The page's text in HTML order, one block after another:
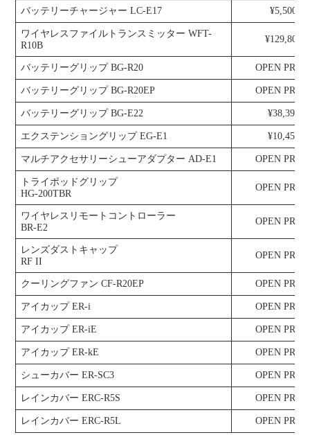
バッテリーチャージャー LC-E17 ¥5,500
ワイヤレスファイルトランスミッター WFT-
R10B
¥129,800
バッテリーグリップ BG-R20 OPEN
バッテリーグリップ BG-R20EP OPEN
バッテリーグリップ BG-E22 ¥38,390
エクステンショングリップ EG-E1 ¥10,450
マルチアクセサリーシューアダプター AD-E1 OPEN
トライポッドグリップ
HG-200TBR
OPEN
ワイヤレスリモートコントローラー
BR-E2
OPEN
レンズダストキャップ
RF II
OPEN
クーリングファン CF-R20EP OPEN
アイカップ ER-i OPEN
アイカップ ER-iE OPEN
アイカップ ER-kE OPEN
シューカバー ER-SC3 OPEN
レインカバー ERC-R5S OPEN
レインカバー ERC-R5L OPEN